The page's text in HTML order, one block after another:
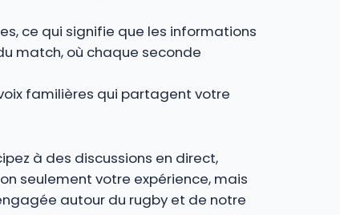
ce qui signifie que les informations
match, où chaque seconde
familières qui partagent votre
à des discussions en direct,
seulement votre expérience, mais
autour du rugby et de notre